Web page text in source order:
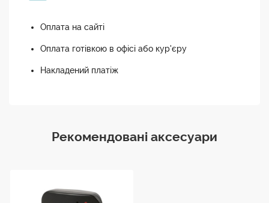
Оплата на сайті
Оплата готівкою в офісі або кур'єру
Накладений платіж
Рекомендовані аксесуари